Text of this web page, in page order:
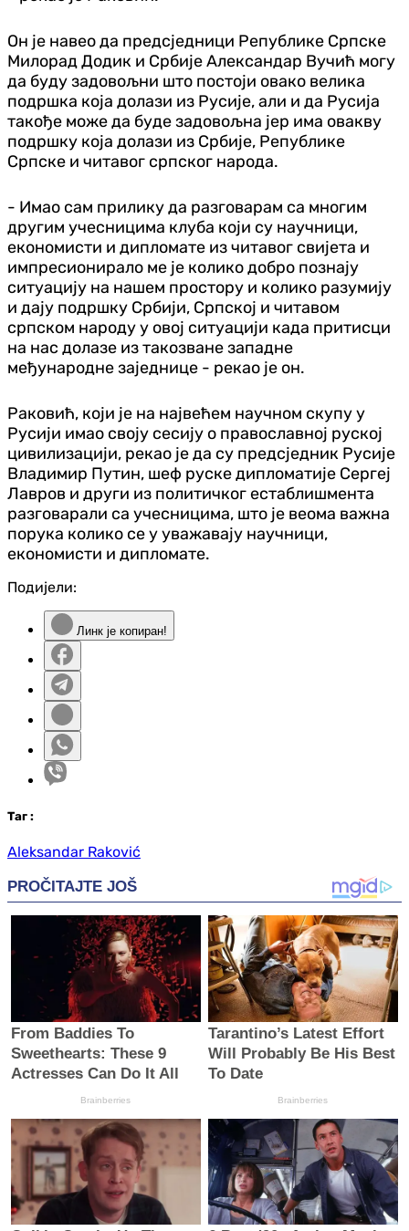
Он је навео да предсједници Републике Српске
Милорад Додик и Србије Александар Вучић могу
да буду задовољни што постоји овако велика
подршка која долази из Русије, али и да Русија
такође може да буде задовољна јер има овакву
подршку која долази из Србије, Републике
Српске и читавог српског народа.
- Имао сам прилику да разговарам са многим
другим учесницима клуба који су научници,
економисти и дипломате из читавог свијета и
импресионирало ме је колико добро познају
ситуацију на нашем простору и колико разумију
и дају подршку Србији, Српској и читавом
српском народу у овој ситуацији када притисци
на нас долазе из такозване западне
међународне заједнице - рекао је он.
Раковић, који је на највећем научном скупу у
Русији имао своју сесију о православној руској
цивилизацији, рекао је да су предсједник Русије
Владимир Путин, шеф руске дипломатије Сергеј
Лавров и други из политичког естаблишмента
разговарали са учесницима, што је веома важна
порука колико се у уважавају научници,
економисти и дипломате.
Подијели:
Линк је копиран!
Таг :
Aleksandar Raković